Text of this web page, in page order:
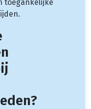
toegankelijke